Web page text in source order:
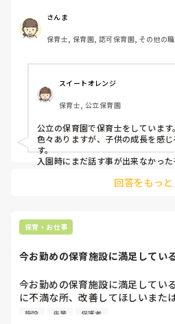
さんま
保育士, 保育園, 認可保育園, その他の
スイートオレンジ
保育士, 公立保育園
公立の保育園で保育士をしています。
色々ありますが、子供の成長を感
す。
入園時にまだ話す事が出来なかっ
回答をもっと
保育・お仕事
今お勤めの保育施設に満足してい
今お勤めの保育施設に満足してい
に不満な所、改善してほしいまた
たいです。
施設 先輩 保護者